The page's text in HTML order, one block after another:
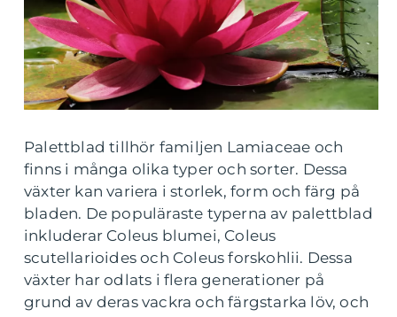
Palettblad tillhör familjen Lamiaceae och
finns i många olika typer och sorter. Dessa
växter kan variera i storlek, form och färg på
bladen. De populäraste typerna av palettblad
inkluderar Coleus blumei, Coleus
scutellarioides och Coleus forskohlii. Dessa
växter har odlats i flera generationer på
grund av deras vackra och färgstarka löv, och